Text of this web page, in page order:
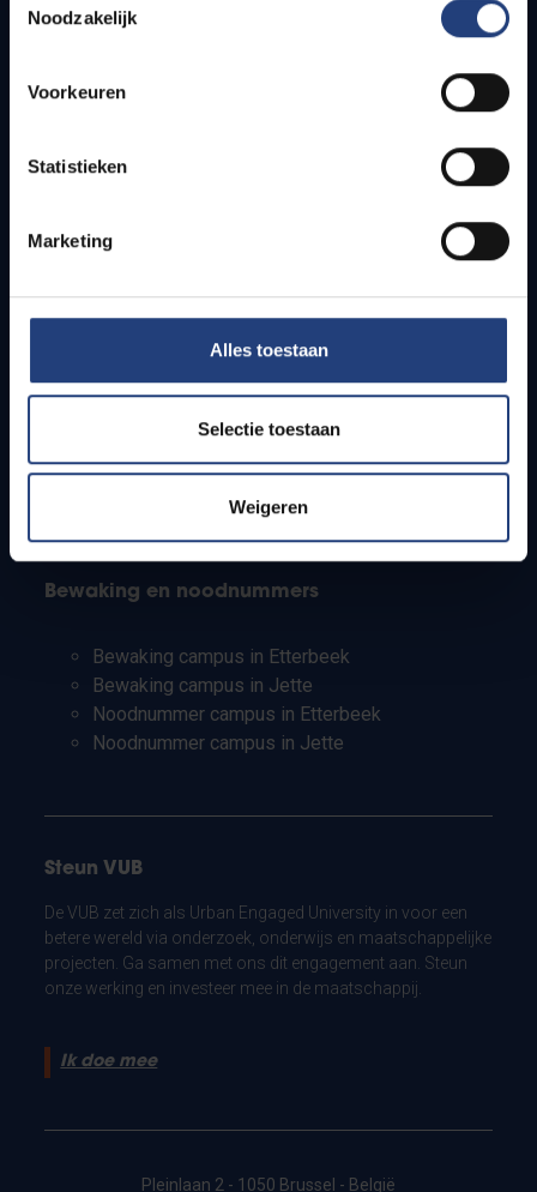
Noodzakelijk
Voorkeuren
Statistieken
Marketing
Alles toestaan
Selectie toestaan
Weigeren
Snel naar
Bereikbaarheid
Studenten
PhD-studenten
Leerkrachten en secundaire scholen
Bewaking en noodnummers
Bewaking campus in Etterbeek
Bewaking campus in Jette
Noodnummer campus in Etterbeek
Noodnummer campus in Jette
Steun VUB
De VUB zet zich als Urban Engaged University in voor een
betere wereld via onderzoek, onderwijs en maatschappelijke
projecten. Ga samen met ons dit engagement aan. Steun
onze werking en investeer mee in de maatschappij.
Ik doe mee
Pleinlaan 2 - 1050 Brussel - België